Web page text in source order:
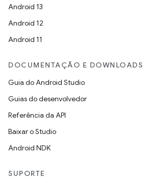
Android 13
Android 12
Android 11
DOCUMENTAÇÃO E DOWNLOADS
Guia do Android Studio
Guias do desenvolvedor
Referência da API
Baixar o Studio
Android NDK
SUPORTE